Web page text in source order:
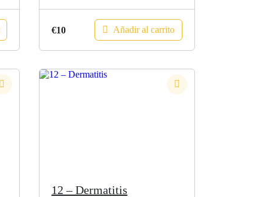
€10 Añadir al carrito
12 – Dermatitis